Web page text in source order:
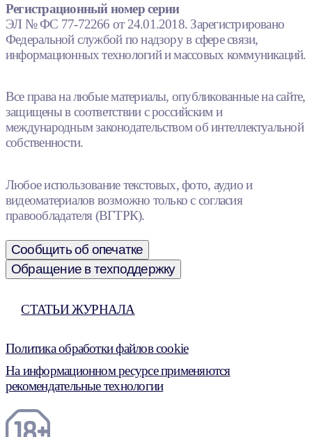
Регистрационный номер серии
ЭЛ № ФС 77-72266 от 24.01.2018. Зарегистрировано
Федеральной службой по надзору в сфере связи,
информационных технологий и массовых коммуникаций.
Все права на любые материалы, опубликованные на сайте,
защищены в соответствии с российским и
международным законодательством об интеллектуальной
собственности.
Любое использование текстовых, фото, аудио и
видеоматериалов возможно только с согласия
правообладателя (ВГТРК).
Сообщить об опечатке
Обращение в техподдержку
СТАТЬИ ЖУРНАЛА
Политика обработки файлов cookie
На информационном ресурсе применяются
рекомендательные технологии